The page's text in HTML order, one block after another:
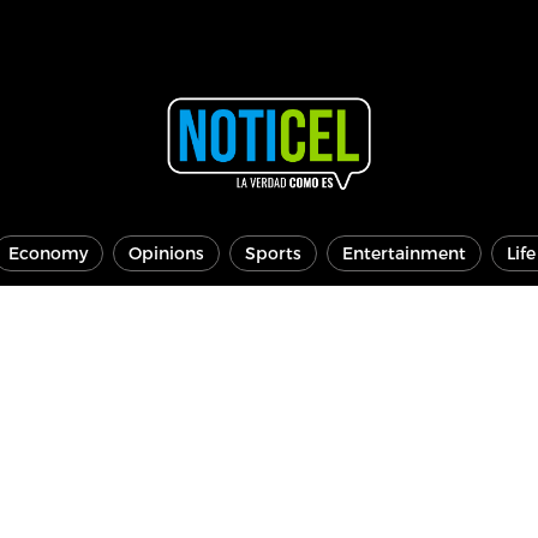
Economy Opinions Sports Entertainment